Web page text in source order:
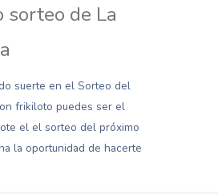
sorteo de La
suerte en el Sorteo del
frikiloto puedes ser el
el el sorteo del próximo
la oportunidad de hacerte